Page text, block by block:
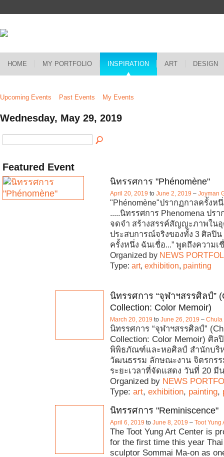
HOME MY PORTFOLIO INSPIRATION ART DESIGN
Upcoming Events Past Events My Events
Wednesday, May 29, 2019
Featured Event
นิทรรศการ "Phénomène"
April 20, 2019 to June 2, 2019 – Joyman
"Phénomène"ปรากฏกาลครั้งห
.....นิทรรศการ Phenomena ป
จดจำ สร้างสรรค์สัญญะภาพใน
ประสบการณ์จริงของทั้ง 3 ศิลปิน
ครั้งหนึ่ง ฉันเชื่อ...” พูดถึงความเชื่
Organized by NEWS
Type: art, exhibition painting
นิทรรศการ “จุฬาฯสรรศิลป์”
Collection: Color Memoir)
March 20, 2019 to June 26, 2019 – Chula
นิทรรศการ “จุฬาฯสรรศิลป์”
Collection: Color Memoir) ศิล
พิพิธภัณฑ์และหอศิลป์ สำนักบริ
วัฒนธรรม ลักษณะงาน จิตรกร
ระยะเวลาที่จัดแสดง วันที่ 20 มี
Organized by NEWS
Type: art, exhibition, painting,
นิทรรศการ "Reminiscence"
April 6, 2019 to June 8, 2019 – Toot Yung
The Toot Yung Art Center is
for the first time this year
sculptor Sommai Ma-on as